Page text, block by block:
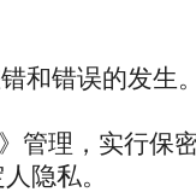
和错误的发生。
管理 ， 实行保
隐私。